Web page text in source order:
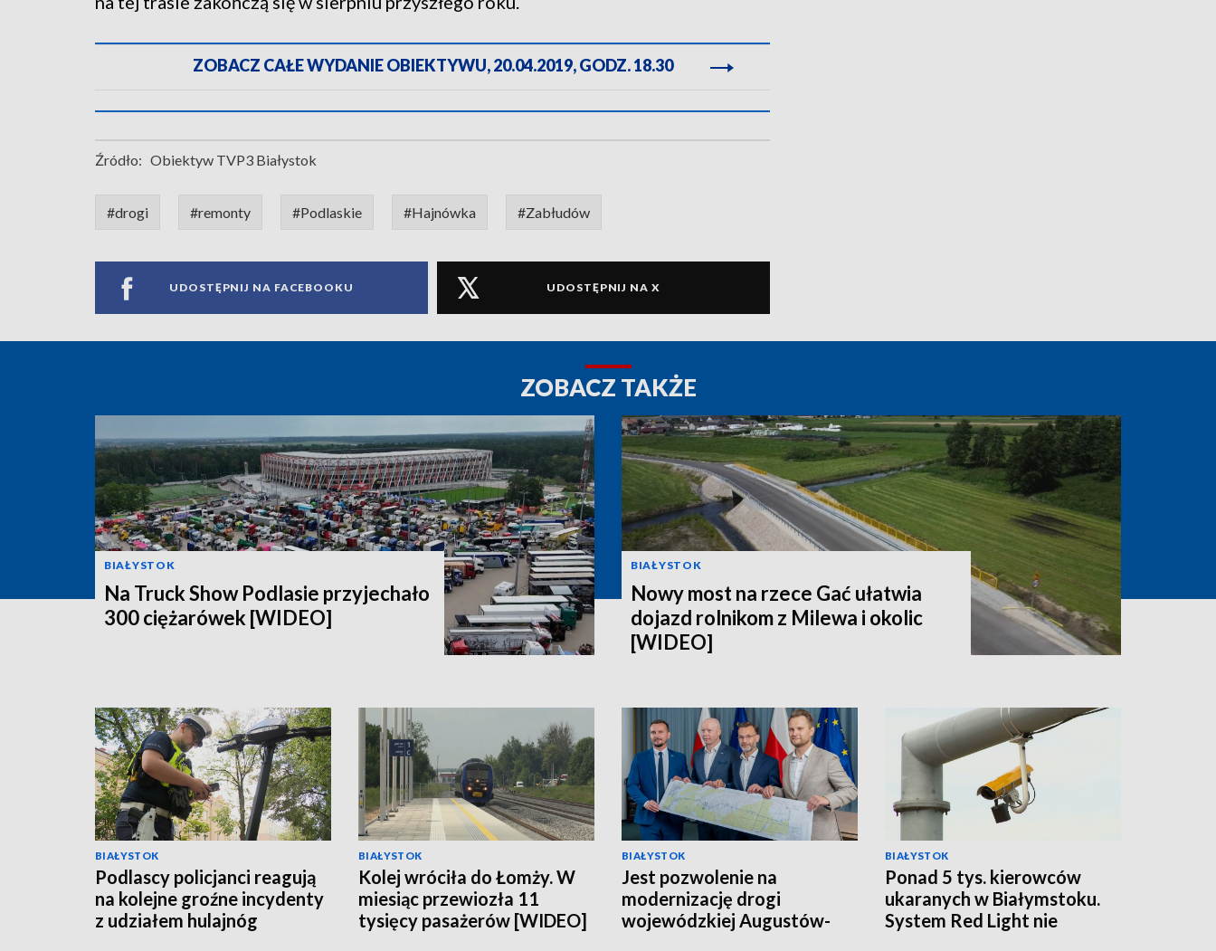
ZOBACZ CAŁE WYDANIE OBIEKTYWU, 20.04.2019, GODZ. 18.30
Źródło: Obiektyw TVP3 Białystok
#drogi #remonty #Podlaskie #Hajnówka #Zabłudów
UDOSTĘPNIJ NA FACEBOOKU UDOSTĘPNIJ NA X
ZOBACZ TAKŻE
BIAŁYSTOK
Na Truck Show Podlasie przyjechało
300 ciężarówek [WIDEO]
BIAŁYSTOK
Nowy most na rzece Gać ułatwia
dojazd rolnikom z Milewa i okolic
[WIDEO]
BIAŁYSTOK
Podlascy policjanci reagują
na kolejne groźne incydenty
z udziałem hulajnóg
BIAŁYSTOK
Kolej wróciła do Łomży. W
miesiąc przewiozła 11
tysięcy pasażerów [WIDEO]
BIAŁYSTOK
Jest pozwolenie na
modernizację drogi
wojewódzkiej Augustów-
BIAŁYSTOK
Ponad 5 tys. kierowców
ukaranych w Białymstoku.
System Red Light nie